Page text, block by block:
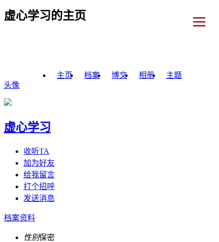
虚心学习的主页
主页 档案 博文 相册
主题
头像
虚心学习
收听TA
加为好友
给我留言
打个招呼
发送消息
档案资料
性别保密